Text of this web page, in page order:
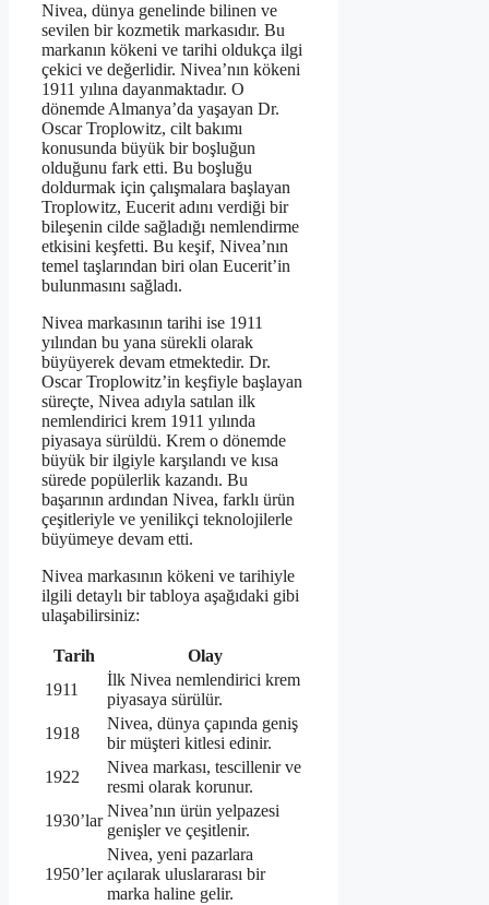
Nivea, dünya genelinde bilinen ve
sevilen bir kozmetik markasıdır. Bu
markanın kökeni ve tarihi oldukça ilgi
çekici ve değerlidir. Nivea’nın kökeni
1911 yılına dayanmaktadır. O
dönemde Almanya’da yaşayan Dr.
Oscar Troplowitz, cilt bakımı
konusunda büyük bir boşluğun
olduğunu fark etti. Bu boşluğu
doldurmak için çalışmalara başlayan
Troplowitz, Eucerit adını verdiği bir
bileşenin cilde sağladığı nemlendirme
etkisini keşfetti. Bu keşif, Nivea’nın
temel taşlarından biri olan Eucerit’in
bulunmasını sağladı.
Nivea markasının tarihi ise 1911
yılından bu yana sürekli olarak
büyüyerek devam etmektedir. Dr.
Oscar Troplowitz’in keşfiyle başlayan
süreçte, Nivea adıyla satılan ilk
nemlendirici krem 1911 yılında
piyasaya sürüldü. Krem o dönemde
büyük bir ilgiyle karşılandı ve kısa
sürede popülerlik kazandı. Bu
başarının ardından Nivea, farklı ürün
çeşitleriyle ve yenilikçi teknolojilerle
büyümeye devam etti.
Nivea markasının kökeni ve tarihiyle
ilgili detaylı bir tabloya aşağıdaki gibi
ulaşabilirsiniz:
Tarih
Olay
1911
İlk Nivea nemlendirici krem
piyasaya sürülür.
1918
Nivea, dünya çapında geniş
bir müşteri kitlesi edinir.
1922
Nivea markası, tescillenir ve
resmi olarak korunur.
1930’lar
Nivea’nın ürün yelpazesi
genişler ve çeşitlenir.
1950’ler
Nivea, yeni pazarlara
açılarak uluslararası bir
marka haline gelir.